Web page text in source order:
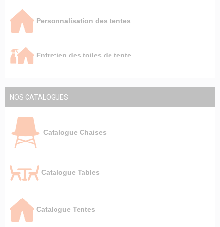
Personnalisation des tentes
Entretien des toiles de tente
NOS CATALOGUES
Catalogue Chaises
Catalogue Tables
Catalogue Tentes